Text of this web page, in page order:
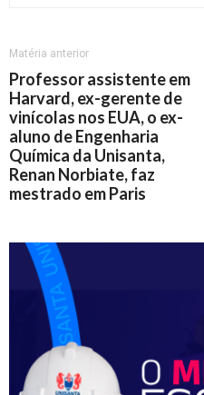
Matéria anterior
Professor assistente em
Harvard, ex-gerente de
vinícolas nos EUA, o ex-
aluno de Engenharia
Química da Unisanta,
Renan Norbiate, faz
mestrado em Paris